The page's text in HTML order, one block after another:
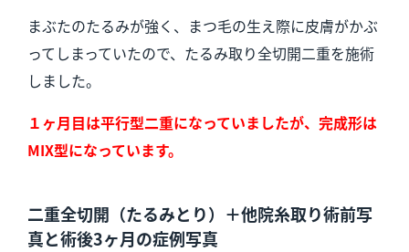
まぶたのたるみが強く、まつ毛の生え際に皮膚がかぶ
ってしまっていたので、たるみ取り全切開二重を施術
しました。
１ヶ月目は平行型二重になっていましたが、完成形は
MIX型になっています。
二重全切開（たるみとり）＋他院糸取り術前写
真と術後3ヶ月の症例写真